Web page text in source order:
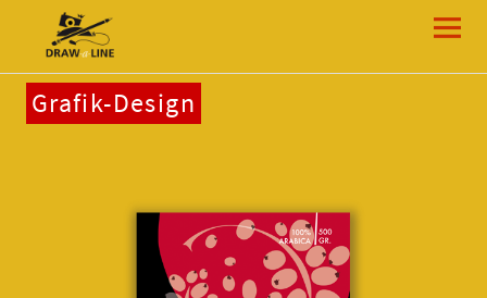
Draw-a-Line Grafik- und Web-Design
Grafik-Design